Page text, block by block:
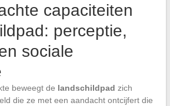
capaciteiten
perceptie,
sociale
beweegt de landschildpad zich
die ze met een aandacht ontcijfert die